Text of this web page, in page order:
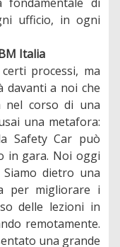
ufficio, in ogni
Italia
processi, ma
davanti a noi che
nel corso di una
una metafora:
Safety Car può
in gara. Noi oggi
dietro una
per migliorare i
delle lezioni in
remotamente.
una grande